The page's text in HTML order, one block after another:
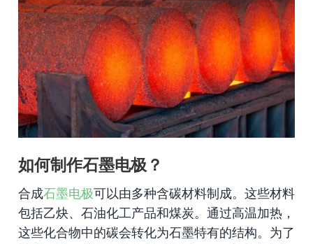
如何制作石墨电极？
合成石墨电极可以由多种含碳材料制成。这些材料
包括乙炔、石油化工产品和煤炭。通过高温加热，
这些化合物中的碳会转化为石墨特有的结构。为了